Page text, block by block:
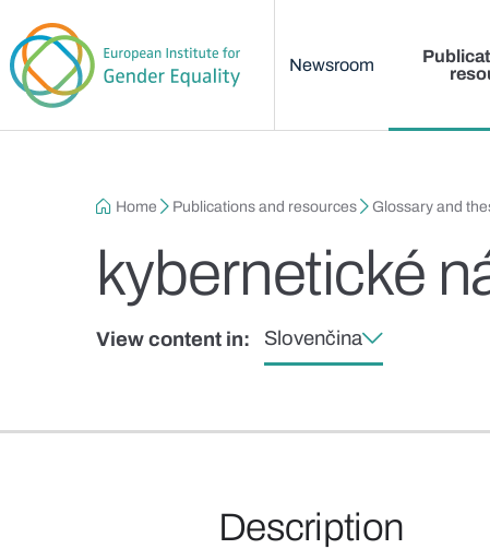
Newsroom
Breadcrumb
Home Publications and resources Glossary and
kybernetické
View content in: Slovenčina
Description